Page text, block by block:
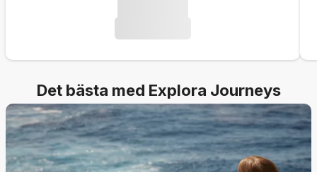
Det bästa med Explora Journeys